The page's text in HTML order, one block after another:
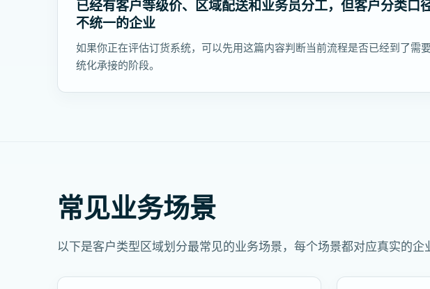
已经有客户等级价、区域配送和业务员分工，但客户分类口
不统一的企业
如果你正在评估订货系统，可以先用这篇内容判断当前流程是否已经到了需
统化承接的阶段。
常见业务场景
以下是客户类型区域划分最常见的业务场景，每个场景都对应真实的